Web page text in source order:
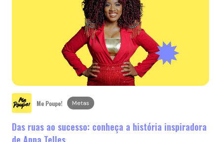
Me Poupe! Metas
Das ruas ao sucesso: conheça a história inspiradora